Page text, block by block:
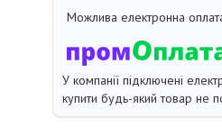
У компанії підключені
купити будь-який товар не